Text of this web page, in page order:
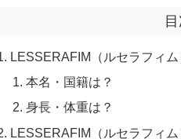
LESSERAFIM（ルセラフィ
本名・国籍は？
身長・体重は？
LESSERAFIM（ルセラフィ